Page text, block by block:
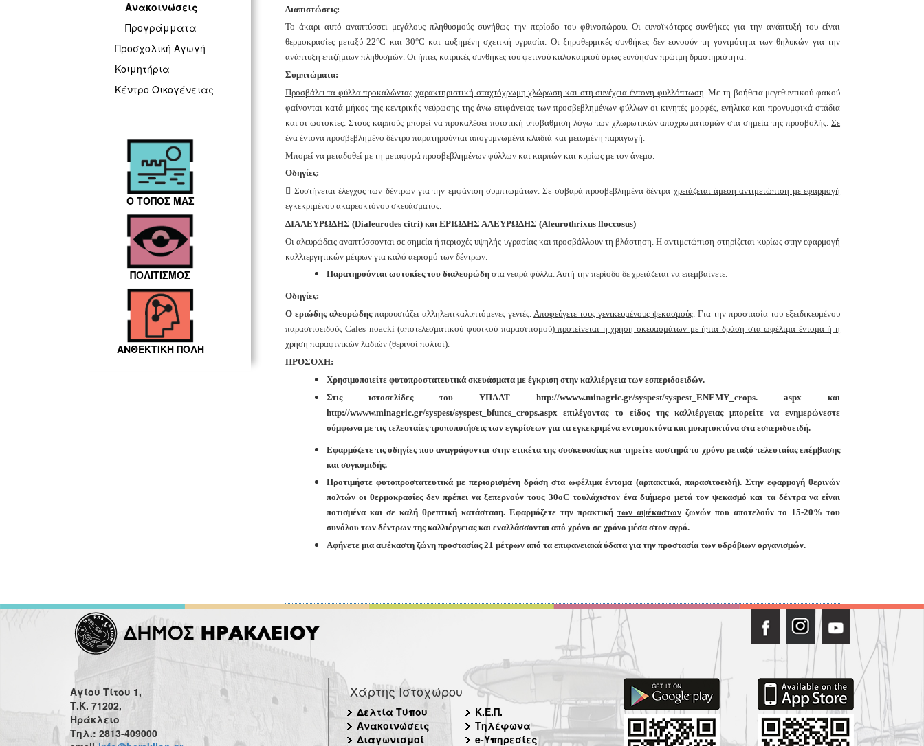
Ανακοινώσεις
Προγράμματα
Προσχολική Αγωγή
Κοιμητήρια
Κέντρο Οικογένειας
Ο ΤΟΠΟΣ ΜΑΣ
ΠΟΛΙΤΙΣΜΟΣ
ΑΝΘΕΚΤΙΚΗ ΠΟΛΗ
Διαπιστώσεις:
Το άκαρι αυτό αναπτύσσει μεγάλους πληθυσμούς συνήθως την περίοδο του φθινοπώρου. Οι ευνοϊκότερες συνθήκες για την ανάπτυξή του είναι
θερμοκρασίες μεταξύ 22°C και 30°C και αυξημένη σχετική υγρασία. Οι ξηροθερμικές συνθήκες δεν ευνοούν τη γονιμότητα των θηλυκών για την
ανάπτυξη επιζήμιων πληθυσμών. Οι ήπιες καιρικές συνθήκες του φετινού καλοκαιριού όμως ευνόησαν πρώιμη δραστηριότητα.
Συμπτώματα:
Προσβάλει τα φύλλα προκαλώντας χαρακτηριστική σταχτόχρωμη χλώρωση και στη συνέχεια έντονη φυλλόπτωση . Με τη βοήθεια μεγεθυντικού φακού
φαίνονται κατά μήκος της κεντρικής νεύρωσης της άνω επιφάνειας των προσβεβλημένων φύλλων οι κινητές μορφές, ενήλικα και προνυμφικά στάδια
και οι ωοτοκίες. Στους καρπούς μπορεί να προκαλέσει ποιοτική υποβάθμιση λόγω των χλωρωτικών αποχρωματισμών στα σημεία της προσβολής.Σε
ένα έντονα προσβεβλημένο δέντρο παρατηρούνται απογυμνωμένα κλαδιά και μειωμένη παραγωγή
Μπορεί να μεταδοθεί με τη μεταφορά προσβεβλημένων φύλλων και καρπών και κυρίως με τον άνεμο.
Οδηγίες:
 Συστήνεται έλεγχος των δέντρων για την εμφάνιση συμπτωμάτων. Σε σοβαρά προσβεβλημένα δέντρα χρειάζεται άμεση αντιμετώπιση με εφαρμογή
εγκεκριμένου ακαρεοκτόνου σκευάσματος.
ΔΙΑΛΕΥΡΩΔΗΣ (Dialeurodes citri) και ΕΡΙΩΔΗΣ ΑΛΕΥΡΩΔΗΣ (Aleurothrixus floccosus)
Οι αλευρώδεις αναπτύσσονται σε σημεία ή περιοχές υψηλής υγρασίας και προσβάλλουν τη βλάστηση. Η αντιμετώπιση στηρίζεται κυρίως στην εφαρμογή
καλλιεργητικών μέτρων για καλό αερισμό των δέντρων.
Παρατηρούνται ωοτοκίες του διαλευρώδηστα νεαρά φύλλα. Αυτή την περίοδο δε χρειάζεται να επεμβαίνετε.
Οδηγίες:
Ο εριώδης αλευρώδης παρουσιάζει αλληλεπικαλυπτόμενες γενιές. Αποφεύγετε τους γενικευμένους ψεκασμούς. Για την προστασία του εξειδικευμένου
παρασιτοειδούς Cales noacki (αποτελεσματικού φυσικού παρασιτισμού)προτείνεται η χρήση σκευασμάτων με ήπια δράση στα ωφέλιμα έντομα ή η
χρήση παραφινικών λαδιών (θερινοί πολτοί).
ΠΡΟΣΟΧΗ:
Χρησιμοποιείτε φυτοπροστατευτικά σκευάσματα με έγκριση στην καλλιέργεια των εσπεριδοειδών.
Στις ιστοσελίδες του ΥΠΑΑΤ http://wwww.minagric.gr/syspest/syspest_ENEMY_crops. aspx και
http://wwww.minagric.gr/syspest/syspest_bfuncs_crops.aspx επιλέγοντας το είδος της καλλιέργειας μπορείτε να ενημερώνεστε
σύμφωνα με τις τελευταίες τροποποιήσεις των εγκρίσεων για τα εγκεκριμένα εντομοκτόνα και μυκητοκτόνα στα εσπεριδοειδή.
Εφαρμόζετε τις οδηγίες που αναγράφονται στην ετικέτα της συσκευασίας και τηρείτε αυστηρά το χρόνο μεταξύ τελευταίας επέμβασης
και συγκομιδής.
Προτιμήστε φυτοπροστατευτικά με περιορισμένη δράση στα ωφέλιμα έντομα (αρπακτικά, παρασιτοειδή). Στην εφαρμογή θερινών
πολτώνοι θερμοκρασίες δεν πρέπει να ξεπερνούν τους 30οC τουλάχιστον ένα διήμερο μετά τον ψεκασμό και τα δέντρα να είναι
ποτισμένα και σε καλή θρεπτική κατάσταση. Εφαρμόζετε την πρακτική των αψέκαστωνζωνών που αποτελούν το 15-20% του
συνόλου των δέντρων της καλλιέργειας και εναλλάσσονται από χρόνο σε χρόνο μέσα στον αγρό.
Αφήνετε μια αψέκαστη ζώνη προστασίας 21 μέτρων από τα επιφανειακά ύδατα για την προστασία των υδρόβιων οργανισμών.
Αγίου Τίτου 1,
Τ.Κ. 71202,
Ηράκλειο
Τηλ.: 2813-409000
Χάρτης Ιστοχώρου
Δελτία Τύπου
Ανακοινώσεις
Διαγωνισμοί
Κ.Ε.Π.
Τηλέφωνα
e-Υπηρεσίες